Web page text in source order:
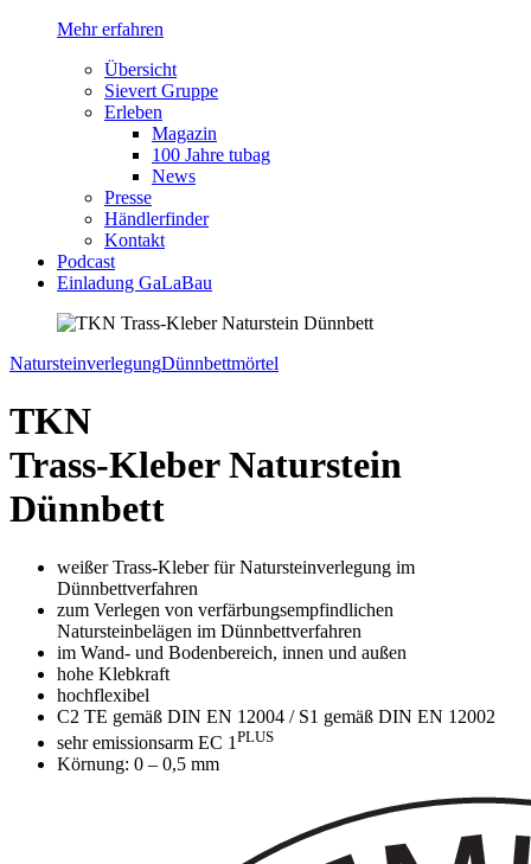
Mehr erfahren
Übersicht
Sievert Gruppe
Erleben
Magazin
100 Jahre tubag
News
Presse
Händlerfinder
Kontakt
Podcast
Einladung GaLaBau
NatursteinverlegungDünnbettmörtel
TKN
Trass-Kleber Naturstein
Dünnbett
weißer Trass-Kleber für Natursteinverlegung im
Dünnbettverfahren
zum Verlegen von verfärbungsempfindlichen
Natursteinbelägen im Dünnbettverfahren
im Wand- und Bodenbereich, innen und außen
hohe Klebkraft
hochflexibel
C2 TE gemäß DIN EN 12004 / S1 gemäß DIN EN 12002
sehr emissionsarm EC 1 PLUS
Körnung: 0 – 0,5 mm